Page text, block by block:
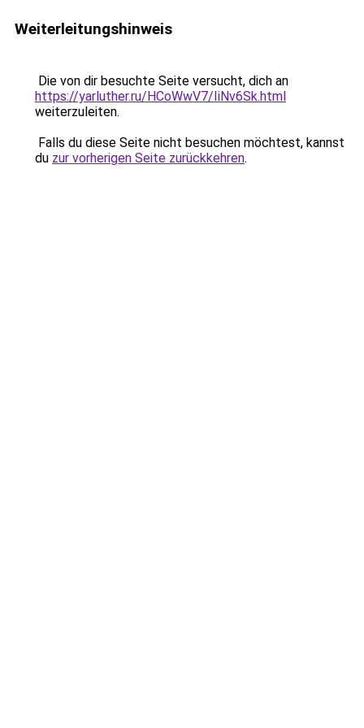
Weiterleitungshinweis
Die von dir besuchte Seite versucht, dich an
https://yarluther.ru/HCoWwV7/IiNv6Sk.html
weiterzuleiten.
Falls du diese Seite nicht besuchen möchtest, kannst
du zur vorherigen Seite zurückkehren.